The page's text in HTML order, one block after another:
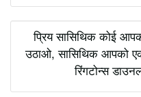
प्रिय सासिथिक कोई
उठाओ, सासिथिक आपको
रिंगटोन्स